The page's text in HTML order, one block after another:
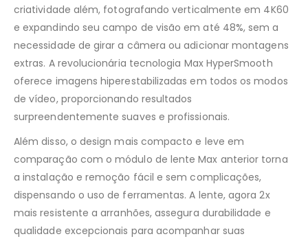
criatividade além, fotografando verticalmente em 4K60
e expandindo seu campo de visão em até 48%, sem a
necessidade de girar a câmera ou adicionar montagens
extras. A revolucionária tecnologia Max HyperSmooth
oferece imagens hiperestabilizadas em todos os modos
de vídeo, proporcionando resultados
surpreendentemente suaves e profissionais.
Além disso, o design mais compacto e leve em
comparação com o módulo de lente Max anterior torna
a instalação e remoção fácil e sem complicações,
dispensando o uso de ferramentas. A lente, agora 2x
mais resistente a arranhões, assegura durabilidade e
qualidade excepcionais para acompanhar suas